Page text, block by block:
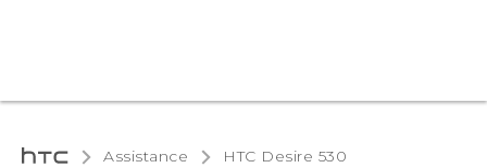
Assistance HTC Desire 530‎